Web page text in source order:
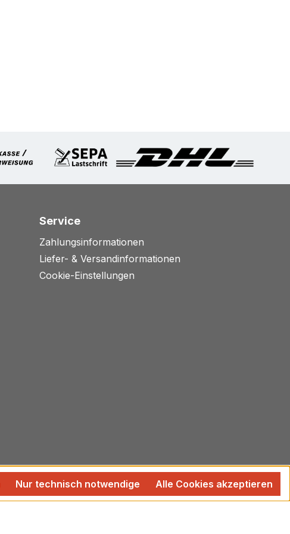
Service
Zahlungsinformationen
Liefer- & Versandinformationen
Cookie-Einstellungen
Nur technisch notwendige Alle Cookies akzeptieren